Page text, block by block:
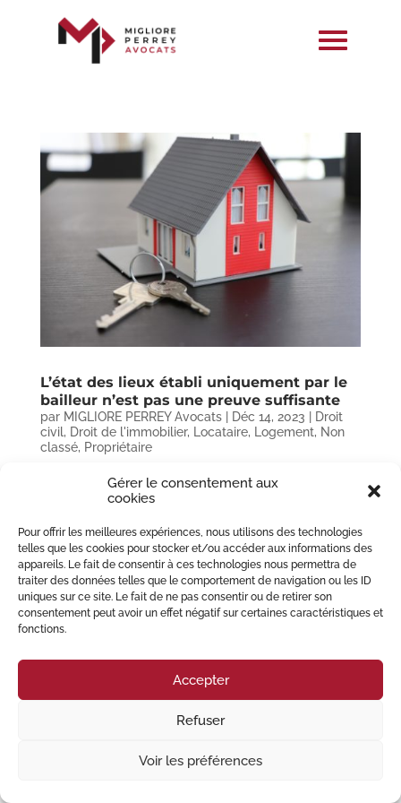
Gérer le consentement aux
cookies
Pour offrir les meilleures expériences, nous utilisons des technologies
telles que les cookies pour stocker et/ou accéder aux informations des
appareils. Le fait de consentir à ces technologies nous permettra de
traiter des données telles que le comportement de navigation ou les ID
uniques sur ce site. Le fait de ne pas consentir ou de retirer son
consentement peut avoir un effet négatif sur certaines caractéristiques et
fonctions.
Accepter
Refuser
Voir les préférences
L’état des lieux établi uniquement par le
bailleur n’est pas une preuve suffisante
par MIGLIORE PERREY Avocats| Déc 14, 2023
Droit
civil, Droit de l'immobilier, Locataire, Logement, Non
classé, Propriétaire
L’état des lieux oblige le locataire à restituer la chose telle qu’il l’a reçue
suivant cet état, excepté ce qui a péri ou a été dégradé par vétusté ou
bailleur a la possibilité...
© 2023 Migliore Perrey Avocats – Tous droits réservés IMention Légales